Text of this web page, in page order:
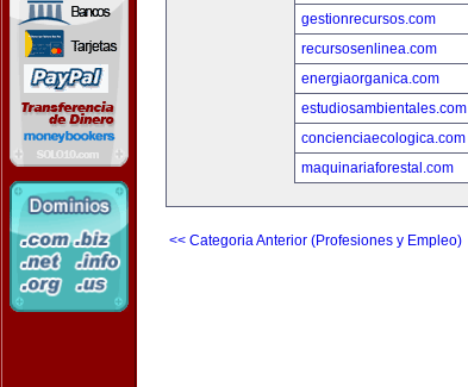
gestionrecursos.com
recursosenlinea.com
energiaorganica.com
estudiosambientales.com
concienciaecologica.com
maquinariaforestal.com
<< Categoria Anterior (Profesiones y Empleo)